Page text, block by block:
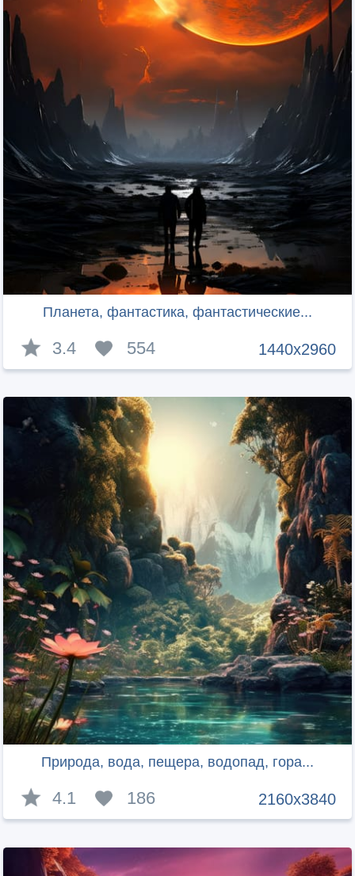
Планета, фантастика, фантастические...
1440x2960
3.4 554
Природа, вода, пещера, водопад, гора...
2160x3840
4.1 186